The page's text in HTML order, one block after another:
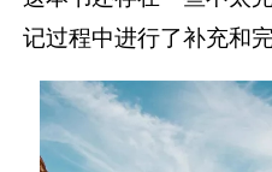
记过程中进行了补充和完